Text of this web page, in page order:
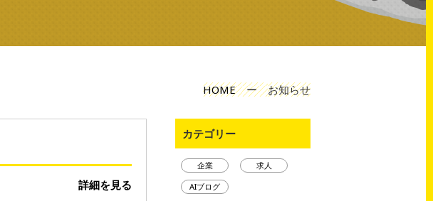
HOMEーお知らせ
詳細を見る
カテゴリー
企業
求人
AIブログ